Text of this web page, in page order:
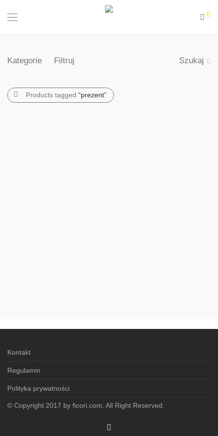
0
Kategorie Filtruj Szukaj
Products tagged “prezent”
Kontakt
Regulamin
Polityka prywatności
© Copyright 2017 by ficori.com. All Right Reserved.